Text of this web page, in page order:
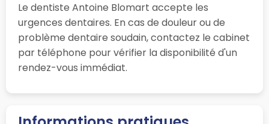
Le dentiste Antoine Blomart accepte les
urgences dentaires. En cas de douleur ou de
problème dentaire soudain, contactez le cabinet
par téléphone pour vérifier la disponibilité d'un
rendez-vous immédiat.